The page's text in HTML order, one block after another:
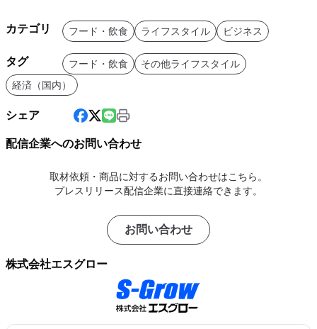
カテゴリ フード・飲食 ライフスタイル ビジネス
タグ フード・飲食
その他ライフスタイル
経済（国内）
シェア
配信企業へのお問い合わせ
取材依頼・商品に対するお問い合わせはこちら。
プレスリリース配信企業に直接連絡できます。
お問い合わせ
株式会社エスグロー